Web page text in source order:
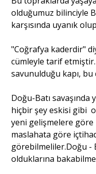
olduğumuz bilinciyle
karşısında uyanık
"Coğrafya kaderdir"
cümleyle tarif etmiştir.
savunulduğu kapı,
Doğu-Batı savaşında
hiçbir şey eskisi gibi
yeni gelişmelere
maslahata göre
görebilmeliler.Doğu -
olduklarına